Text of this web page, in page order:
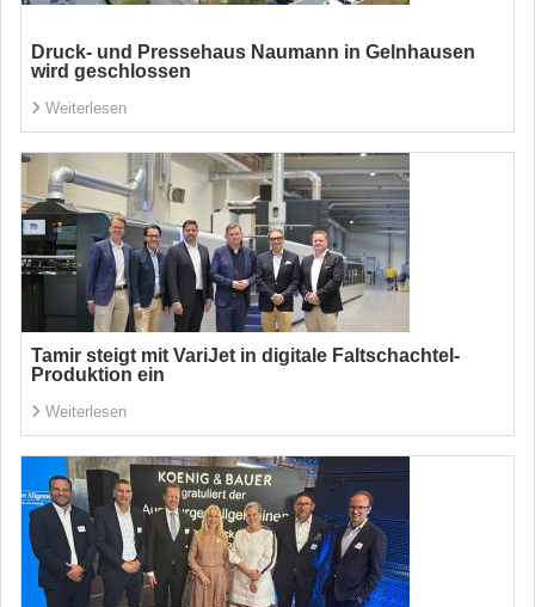
Druck- und Pressehaus Naumann in Gelnhausen
wird geschlossen
Weiterlesen
Tamir steigt mit VariJet in digitale Faltschachtel-
Produktion ein
Weiterlesen